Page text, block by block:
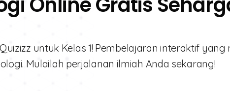
untuk Kelas 1! Pembelajaran interaktif
Mulailah perjalanan ilmiah Anda sekarang!